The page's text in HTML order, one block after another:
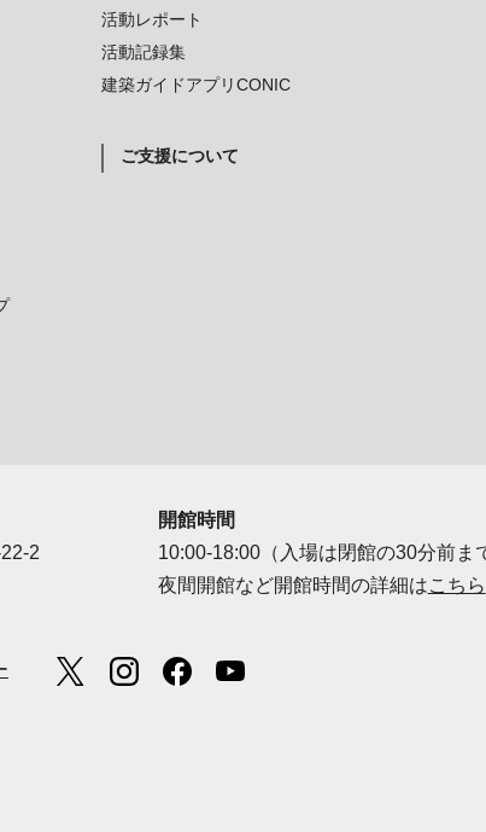
活動レポート
活動記録集
建築ガイドアプリCONIC
ご支援について
2
開館時間
10:00-18:00（入場は閉館の30分前ま
夜間開館など開館時間の詳細はこちら